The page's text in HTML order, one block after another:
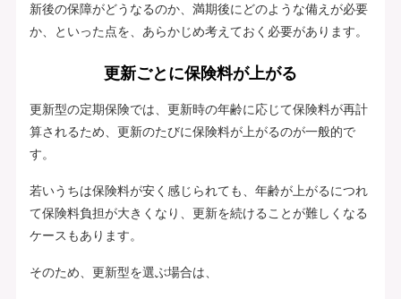
新後の保障がどうなるのか、満期後にどのような備えが必要
か、といった点を、あらかじめ考えておく必要があります。
更新ごとに保険料が上がる
更新型の定期保険では、更新時の年齢に応じて保険料が再計
算されるため、更新のたびに保険料が上がるのが一般的で
す。
若いうちは保険料が安く感じられても、年齢が上がるにつれ
て保険料負担が大きくなり、更新を続けることが難しくなる
ケースもあります。
そのため、更新型を選ぶ場合は、